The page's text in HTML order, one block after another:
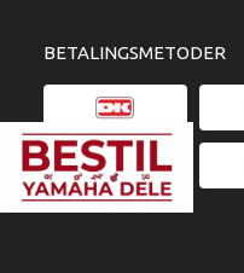
BETALINGSMETODER